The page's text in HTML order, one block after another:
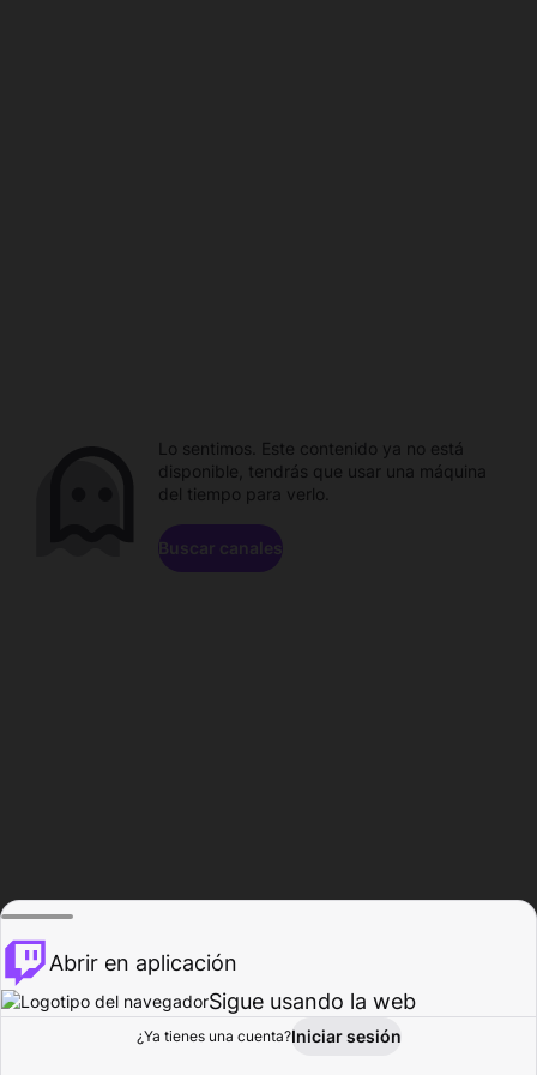
Explorar Actividad
Lo sentimos. Este contenido ya no está
disponible, tendrás que usar una máquina
del tiempo para verlo.
Buscar canales
Abrir en aplicación
Sigue usando la web
¿Ya tienes una cuenta?Iniciar sesión